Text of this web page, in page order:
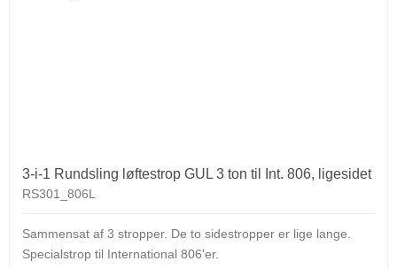
3-i-1 Rundsling løftestrop GUL 3 ton til Int. 806, ligesidet
RS301_806L
Sammensat af 3 stropper. De to sidestropper er lige lange.
Specialstrop til International 806'er.